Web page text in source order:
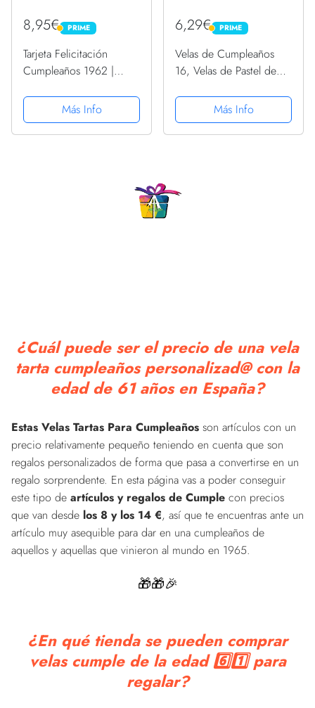
8,95€ PRIME
PRIME
Tarjeta Felicitación
Cumpleaños 1962 |
Año de Nacimiento
1962 | Póster
Cumpleaños Vintage | 61
Más Info
6,29€ PRIME
PRIME
Velas de Cumpleaños
16, Velas de Pastel de
Topper Decoracion para
Tartas de Cumpleaños, 2
Piezas Velas de Números
Más Info
¿Cuál puede ser el precio de una vela
tarta cumpleaños personalizad@ con la
edad de 61 años en España?
Estas Velas Tartas Para Cumpleaños son artículos con un
precio relativamente pequeño teniendo en cuenta que son
regalos personalizados de forma que pasa a convertirse en un
regalo sorprendente. En esta página vas a poder conseguir
este tipo de artículos y regalos de Cumple con precios
que van desde los 8 y los 14 €, así que te encuentras ante un
artículo muy asequible para dar en una cumpleaños de
aquellos y aquellas que vinieron al mundo en 1965.
🎁🎁🎉
¿En qué tienda se pueden comprar
velas cumple de la edad 6️⃣1️⃣ para
regalar?